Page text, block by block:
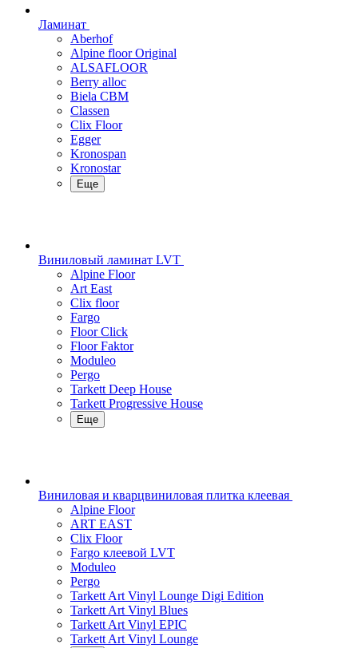
Ламинат
Aberhof
Alpine floor Original
ALSAFLOOR
Berry alloc
Biela CBM
Classen
Clix Floor
Egger
Kronospan
Kronostar
Еще
Виниловый ламинат LVT
Alpine Floor
Art East
Clix floor
Fargo
Floor Click
Floor Faktor
Moduleo
Pergo
Tarkett Deep House
Tarkett Progressive House
Еще
Виниловая и кварцвиниловая плитка клеевая
Alpine Floor
ART EAST
Clix Floor
Fargo клеевой LVT
Moduleo
Pergo
Tarkett Art Vinyl Lounge Digi Edition
Tarkett Art Vinyl Blues
Tarkett Art Vinyl EPIC
Tarkett Art Vinyl Lounge